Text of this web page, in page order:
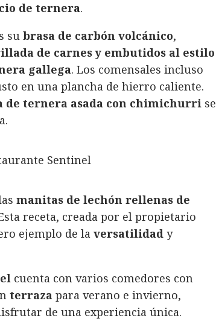
de ternera.
su brasa de carbón volcánico,
de carnes y embutidos al estilo
gallega. Los comensales incluso
en una plancha de hierro caliente.
de ternera asada con chimichurri se
manitas de lechón rellenas de
receta, creada por el propietario
ejemplo de la versatilidad y
cuenta con varios comedores con
terraza para verano e invierno,
de una experiencia única.